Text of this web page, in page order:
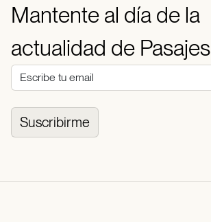
Mantente al día de la
actualidad de Pasajes
Suscribirme